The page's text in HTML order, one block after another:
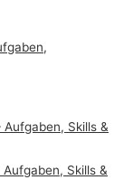
Skills &
Skills &